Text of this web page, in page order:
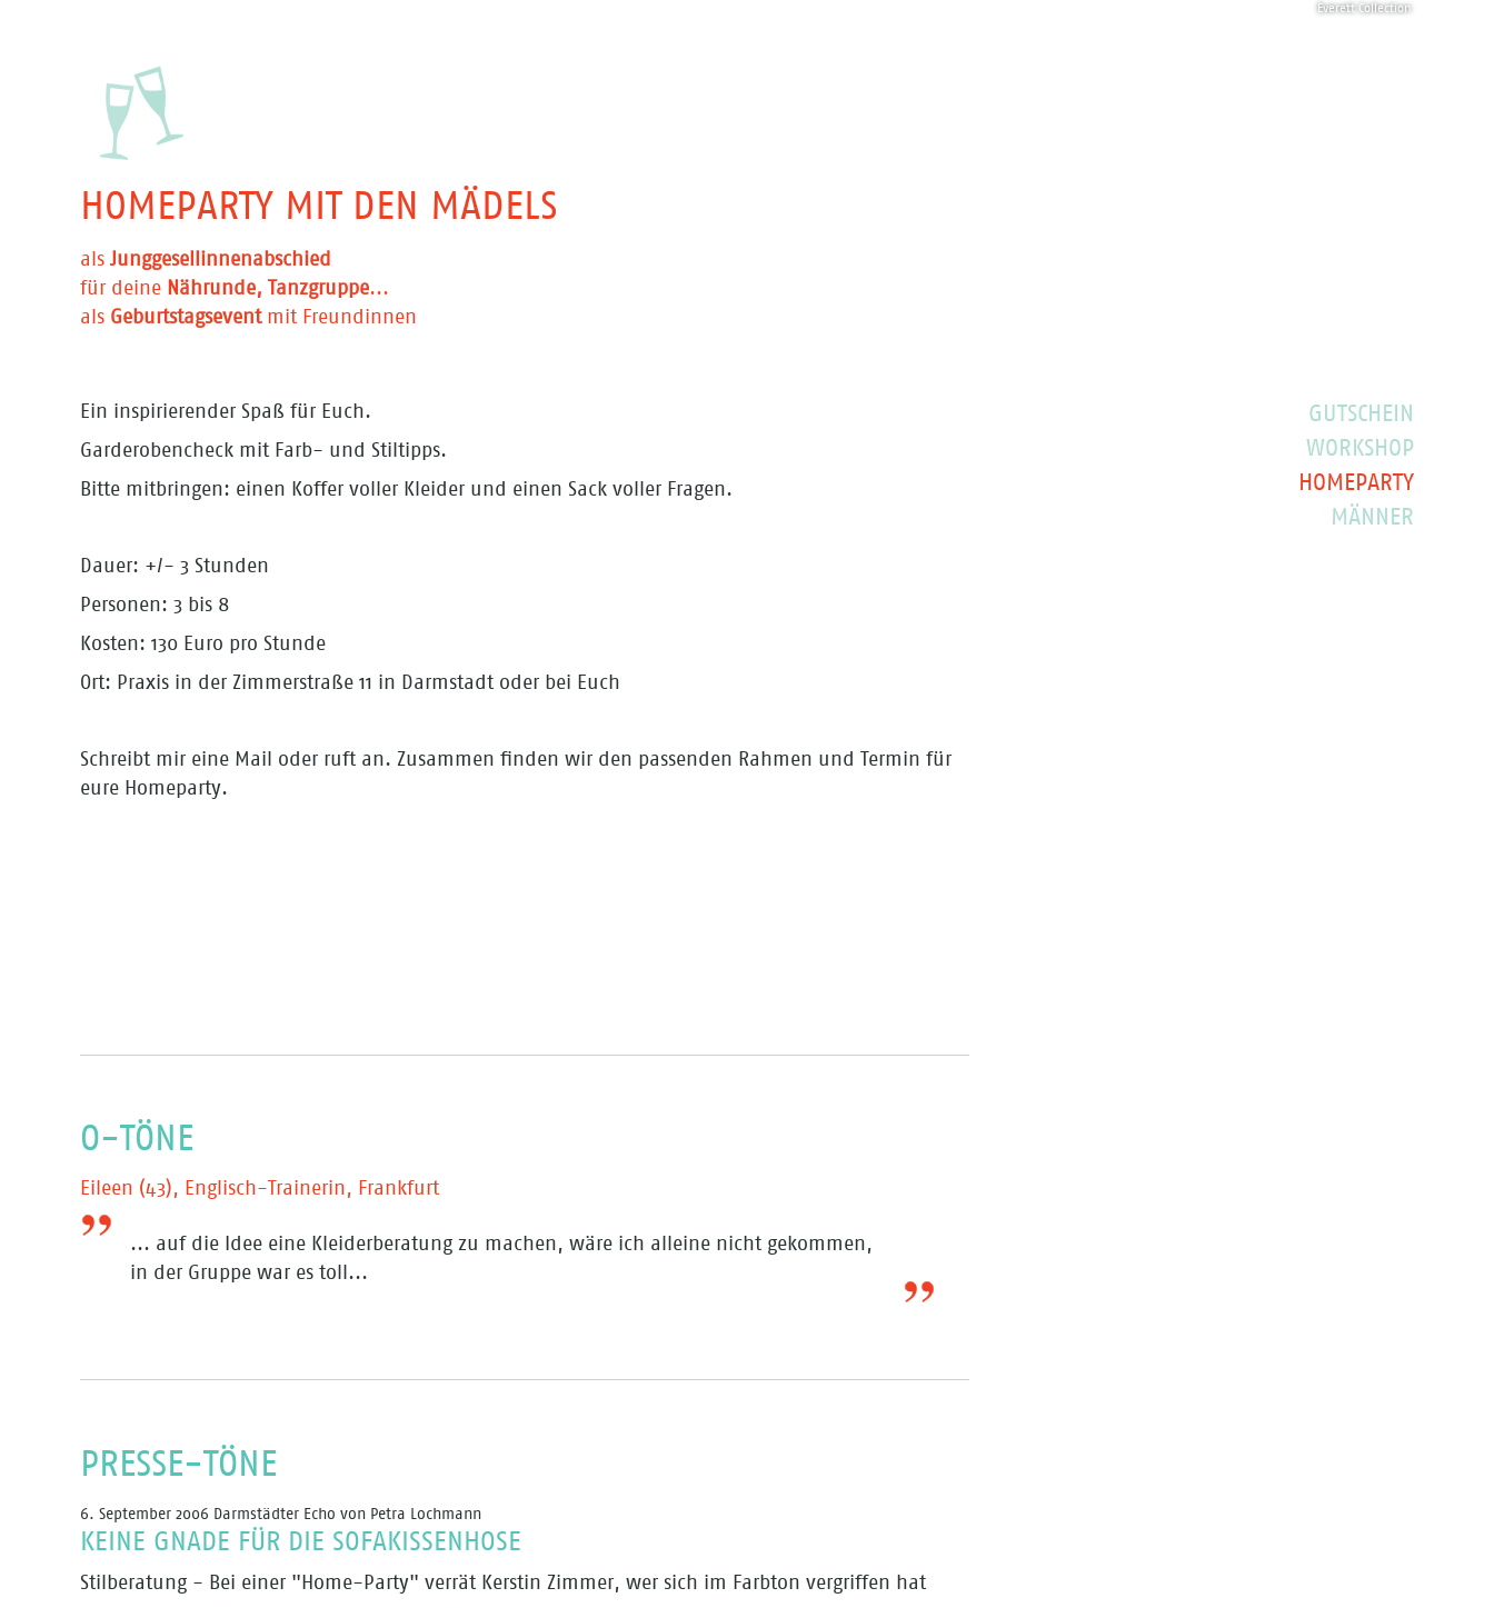
Everett Collection
HOMEPARTY MIT DEN MÄDELS
als Junggesellinnenabschied
für deine Nährunde, Tanzgruppe...
als Geburtstagseventmit Freundinnen
Ein inspirierender Spaß für Euch.
Garderobencheck mit Farb- und Stiltipps.
Bitte mitbringen: einen Koffer voller Kleider und einen Sack voller Fragen.
Dauer: +/- 3 Stunden
Personen: 3 bis 8
Kosten: 130 Euro pro Stunde
Ort: Praxis in der Zimmerstraße 11 in Darmstadt oder bei Euch
Schreibt mir eine Mail oder ruft an. Zusammen finden wir den passenden Rahmen und Termin für
eure Homeparty.
GUTSCHEIN
WORKSHOP
HOMEPARTY
MÄNNER
O-TÖNE
Eileen (43), Englisch-Trainerin, Frankfurt
... auf die Idee eine Kleiderberatung zu machen, wäre ich alleine nicht gekommen,
in der Gruppe war es toll...
PRESSE-TÖNE
6. September 2006 Darmstädter Echo von Petra Lochmann
KEINE GNADE FÜR DIE SOFAKISSENHOSE
Stilberatung - Bei einer "Home-Party" verrät Kerstin Zimmer, wer sich im Farbton vergriffen hat